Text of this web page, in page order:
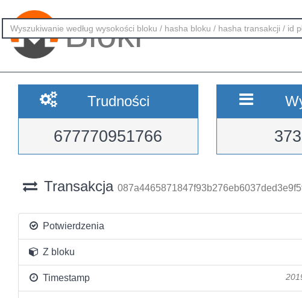
Bloki
Trudności
677770951766
Transakcja
Potwierdzenia
Z bloku
Timestamp